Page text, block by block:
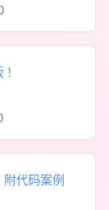
代码案例